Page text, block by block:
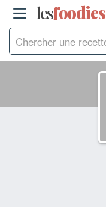
lesfoodies